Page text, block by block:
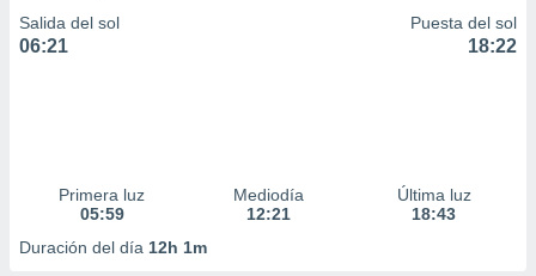
Salida del sol
06:21
Puesta del sol
18:22
Primera luz
05:59
Mediodía
12:21
Última luz
18:43
Duración del día 12h 1m